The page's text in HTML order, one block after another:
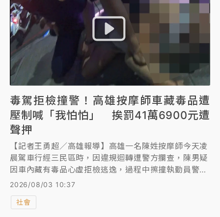
毒駕拒檢撞警！高雄按摩師車藏毒品遭
壓制喊「我怕怕」 挨罰41萬6900元遭
聲押
【記者王勇超／高雄報導】高雄一名陳姓按摩師今天凌
晨駕車行經三民區時，因違規迴轉遭警方攔查，陳男疑
因車內藏有毒品心虛拒檢逃逸，過程中擦撞執勤員警，
遭警方壓制逮捕時一度哀嚎：「我怕怕！」警方控制現
篩呈安非他命陽性，全案依妨害公務、公共危險及毒品
2026/08/03 10:37
社會